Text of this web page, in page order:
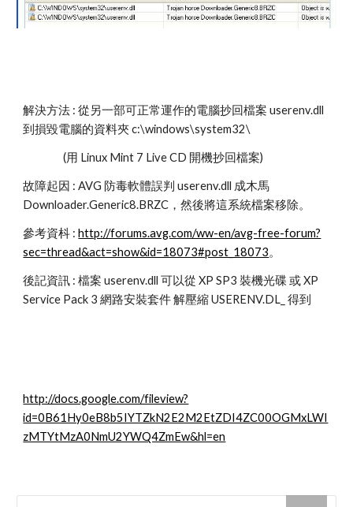
解決方法 : 從另一部可正常運作的電腦抄回檔案 userenv.dll
到損毀電腦的資料夾 c:\windows\system32\
                 (用 Linux Mint 7 Live CD 開機抄回檔案)
故障起因 : AVG 防毒軟體誤判 userenv.dll 成木馬
Downloader.Generic8.BRZC，然後將這系統檔案移除。
參考資枓 : http://forums.avg.com/ww-en/avg-free-forum?
sec=thread&act=show&id=18073#post_18073。
後記資訊 : 檔案 userenv.dll 可以從 XP SP3 裝機光碟 或 XP
Service Pack 3 網路安裝套件 解壓縮 USERENV.DL_ 得到
http://docs.google.com/fileview?
id=0B61Hy0eB8b5IYTZkN2E2M2EtZDI4ZC00OGMxLWI
zMTYtMzA0NmU2YWQ4ZmEw&hl=en